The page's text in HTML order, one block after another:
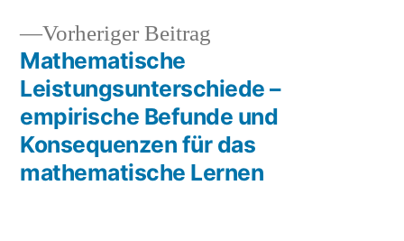
Vorheriger Beitrag
Mathematische
Leistungsunterschiede –
empirische Befunde und
Konsequenzen für das
mathematische Lernen